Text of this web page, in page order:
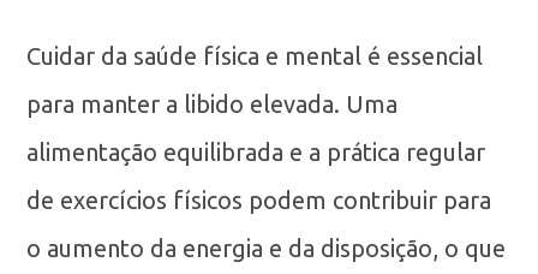
Cuidar da saúde física e mental é essencial
para manter a libido elevada. Uma
alimentação equilibrada e a prática regular
de exercícios físicos podem contribuir para
o aumento da energia e da disposição, o que